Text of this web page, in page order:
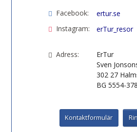
Facebook:
ertur.se
Instagram:
erTur_resor
Adress:
ErTur
Sven
302 27
BG 5554-
Kontaktformulär